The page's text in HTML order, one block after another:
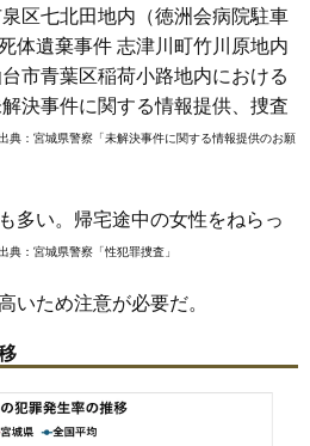
区七北田地内（徳洲会病院駐車
体遺棄事件 志津川町竹川原地内
市青葉区稲荷小路地内における
決事件に関する情報提供、捜査
典： 宮城県警察「未解決事件に関する情報提供のお願
多い。帰宅途中の女性をねらっ
典： 宮城県警察「性犯罪捜査」
ため注意が必要だ。